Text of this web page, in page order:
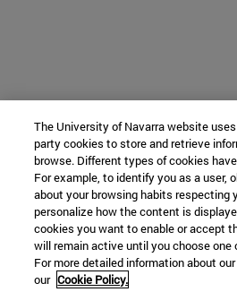
The University of Navarra website
party cookies to store and retrieve
browse. Different types of cookies
For example, to identify you as a user,
about your browsing habits respecting
personalize how the content is
cookies you want to enable or accept
will remain active until you choose
For more detailed information about
our Cookie Policy.